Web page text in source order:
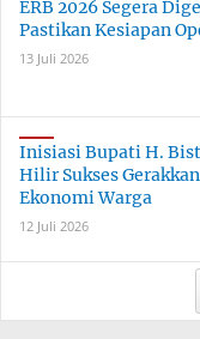
ERB 2026 Segera
Pastikan Kesiapan
13 Juli 2026
Inisiasi Bupati H.
Hilir Sukses
Ekonomi Warga
12 Juli 2026